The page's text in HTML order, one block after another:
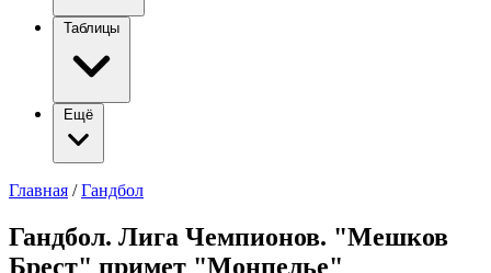
Таблицы
Ещё
Главная / Гандбол
Гандбол. Лига Чемпионов. "Мешков
Брест" примет "Монпелье"